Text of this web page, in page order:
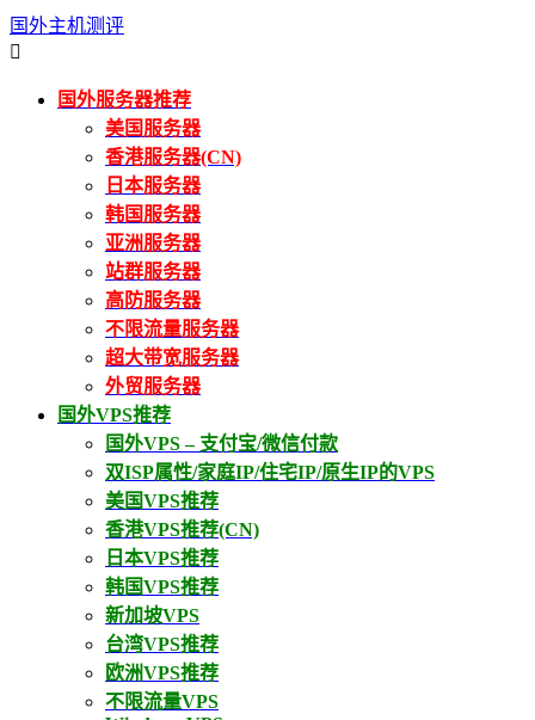
国外主机测评

国外服务器推荐
美国服务器
香港服务器(CN)
日本服务器
韩国服务器
亚洲服务器
站群服务器
高防服务器
不限流量服务器
超大带宽服务器
外贸服务器
国外VPS推荐
国外VPS – 支付宝/微信付款
双ISP属性/家庭IP/住宅IP/原生IP的VPS
美国VPS推荐
香港VPS推荐(CN)
日本VPS推荐
韩国VPS推荐
新加坡VPS
台湾VPS推荐
欧洲VPS推荐
不限流量VPS